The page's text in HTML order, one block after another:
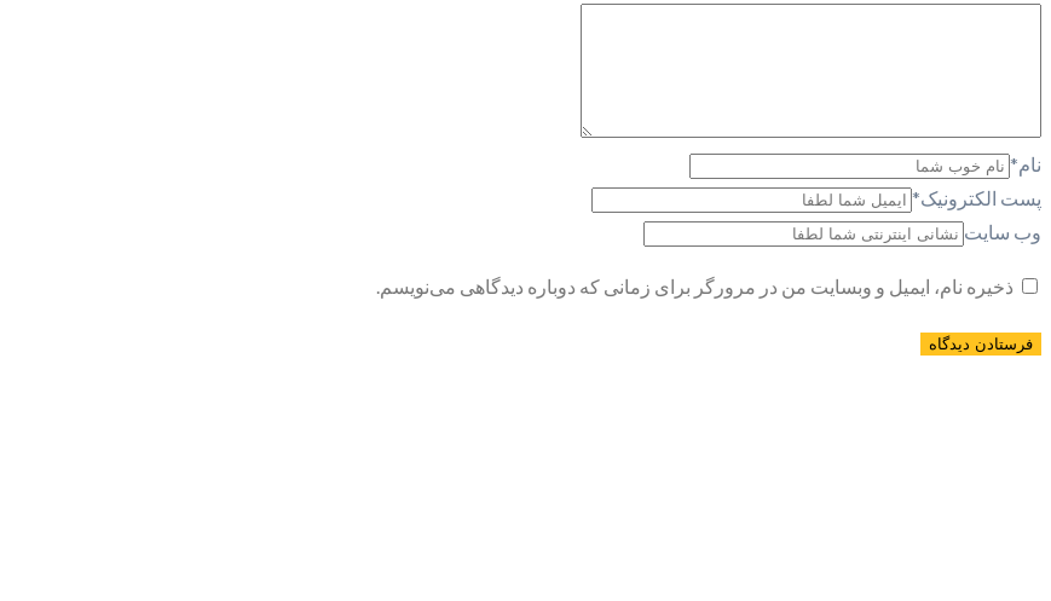
نام*
پست الکترونیک*
وب سایت
ذخیره نام، ایمیل و وبسایت من در مرورگر برای زمانی که دوباره دیدگاهی می‌نویسم.